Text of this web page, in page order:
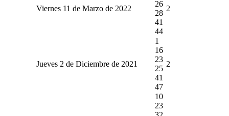
Viernes 11 de Marzo de 2022
26
28
41
44
2
Jueves 2 de Diciembre de 2021
1
16
23
25
41
47
2
10
23